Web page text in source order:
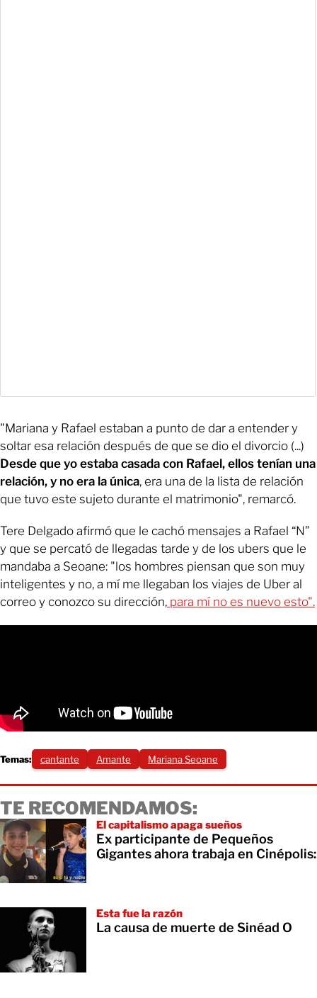
"Mariana y Rafael estaban a punto de dar a entender y
soltar esa relación después de que se dio el divorcio (...)
Desde que yo estaba casada con Rafael, ellos tenían una
relación, y no era la única, era una de la lista de relación
que tuvo este sujeto durante el matrimonio", remarcó.
Tere Delgado afirmó que le cachó mensajes a Rafael “N”
y que se percató de llegadas tarde y de los ubers que le
mandaba a Seoane: "los hombres piensan que son muy
inteligentes y no, a mí me llegaban los viajes de Uber al
correo y conozco su dirección, para mí no es nuevo esto".
Temas: cantante Amante Mariana Seoane
TE RECOMENDAMOS:
El capitalismo apaga sueños
Ex participante de Pequeños
Gigantes ahora trabaja en Cinépolis:
Esta fue la razón
La causa de muerte de Sinéad O